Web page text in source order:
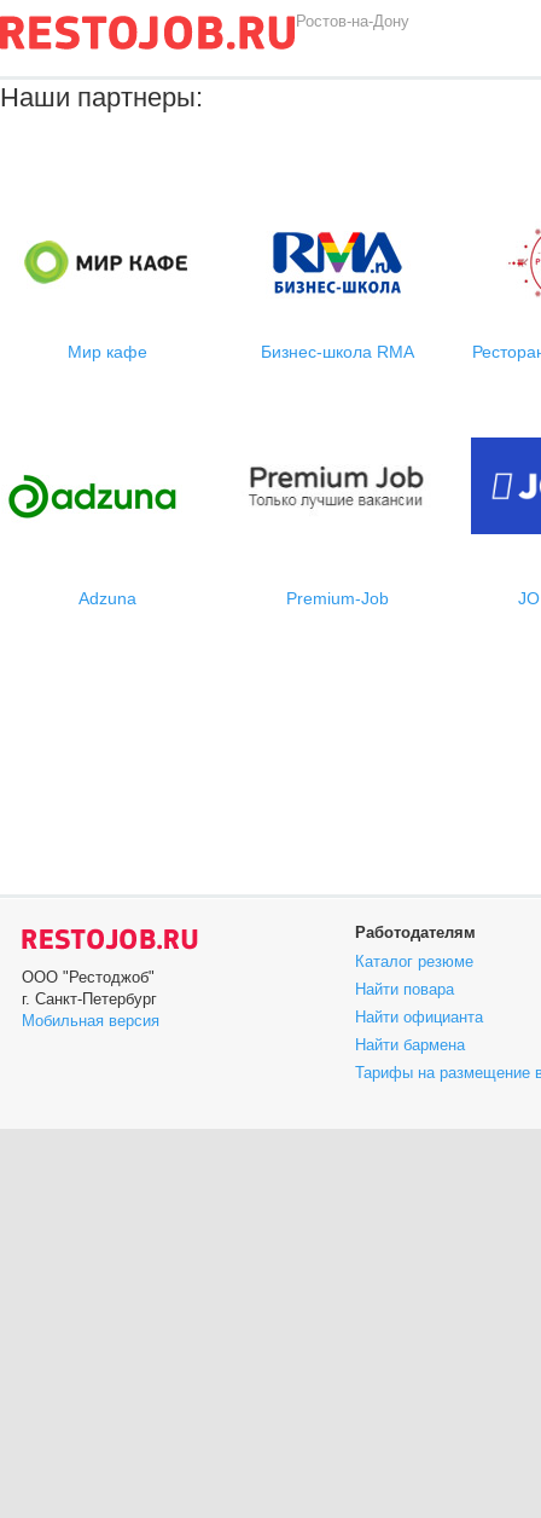
Ростов-на-Дону
Наши партнеры:
Мир кафе Бизнес-школа RMA
Adzuna Premium-Job
ООО "Рестоджоб"
г. Санкт-Петербург
Мобильная версия
Работодателям
Каталог резюме
Найти повара
Найти официанта
Найти бармена
Тарифы на размещение